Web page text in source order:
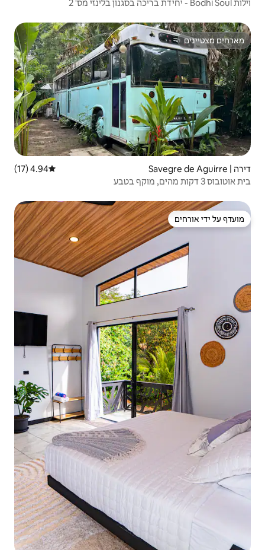
דירוג ממוצע של 4.94 מתוך 5, 17 ביקורות
4.94 (17)